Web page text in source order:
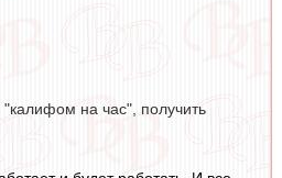
"калифом на час", получить